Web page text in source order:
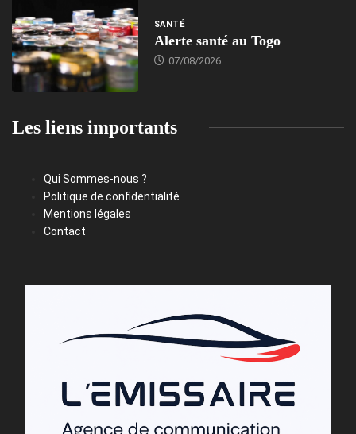
SANTÉ
Alerte santé au Togo
07/08/2026
Les liens importants
Qui Sommes-nous ?
Politique de confidentialité
Mentions légales
Contact